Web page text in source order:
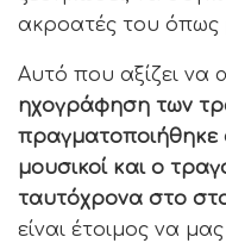
ακροατές του όπως
Αυτό που αξίζει να
ηχογράφηση των
πραγματοποιήθηκε
μουσικοί και ο
ταυτόχρονα στο
είναι έτοιμος να